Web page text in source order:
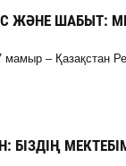
ЖӘНЕ ШАБЫТ:
7 мамыр – Қазақстан
БІЗДІҢ